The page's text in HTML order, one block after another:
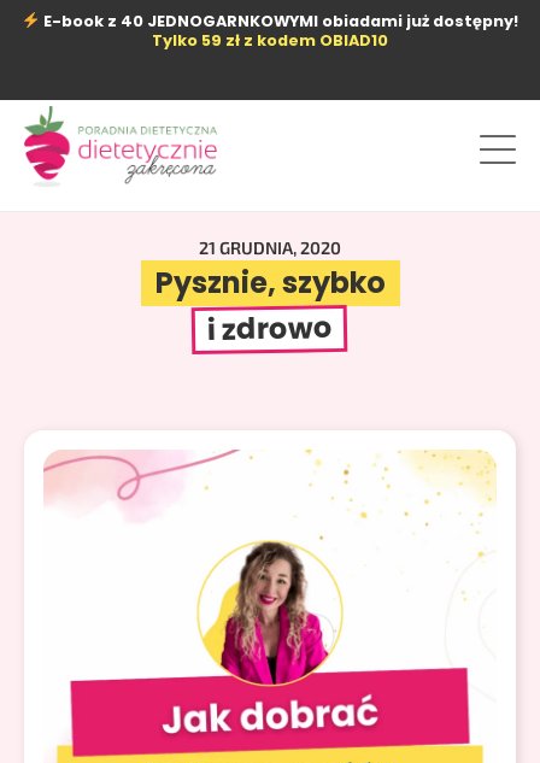
PrzejdźE-book z 40 JEDNOGARNKOWYMI obiadami już dostępny!
Tylko 59 zł z kodem OBIAD10
21 GRUDNIA, 2020
Pysznie, szybko
i zdrowo